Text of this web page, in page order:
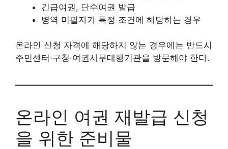
긴급여권, 단수여권 발급
병역 미필자가 특정 조건에 해당하는 경우
온라인 신청 자격에 해당하지 않는 경우에는 반드시
주민센터·구청·여권사무대행기관을 방문해야 한다.
온라인 여권 재발급 신청
을 위한 준비물